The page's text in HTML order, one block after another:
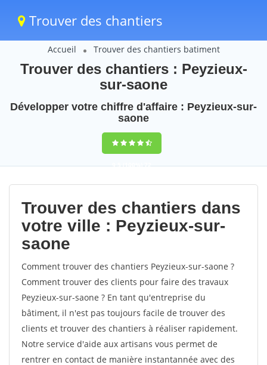
Trouver des chantiers
Accueil Trouver des chantiers batiment
Trouver des chantiers : Peyzieux-
sur-saone
Développer votre chiffre d'affaire : Peyzieux-sur-
saone
9,5(100%)72
votes
Trouver des chantiers dans
votre ville : Peyzieux-sur-
saone
Comment trouver des chantiers Peyzieux-sur-saone ?
Comment trouver des clients pour faire des travaux
Peyzieux-sur-saone ? En tant qu'entreprise du
bâtiment, il n'est pas toujours facile de trouver des
clients et trouver des chantiers à réaliser rapidement.
Notre service d'aide aux artisans vous permet de
rentrer en contact de manière instantannée avec des